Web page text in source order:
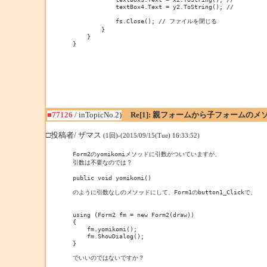
textBox4.Text = y2.ToString(); //
            fs.Close(); // ファイルを閉じる
        }
    }
}
■77126 / inTopicNo.2)
Re[1]: 親フォームから子フォームのメ
□投稿者/ ザマス (1回)-(2015/09/15(Tue) 16:33:52)
Form2のyomikomiメソッドに引数がついていますが、
引数は不要なのでは？
public void yomikomi()
のように引数なしのメソッドにして、Form1のbutton1_Clickで、
using (Form2 fm = new Form2(draw))
{
    fm.yomikomi();
    fm.ShowDialog();
}